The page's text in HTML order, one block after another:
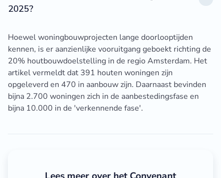
2025?
Hoewel woningbouwprojecten lange doorlooptijden
kennen, is er aanzienlijke vooruitgang geboekt richting de
20% houtbouwdoelstelling in de regio Amsterdam. Het
artikel vermeldt dat 391 houten woningen zijn
opgeleverd en 470 in aanbouw zijn. Daarnaast bevinden
bijna 2.700 woningen zich in de aanbestedingsfase en
bijna 10.000 in de 'verkennende fase'.